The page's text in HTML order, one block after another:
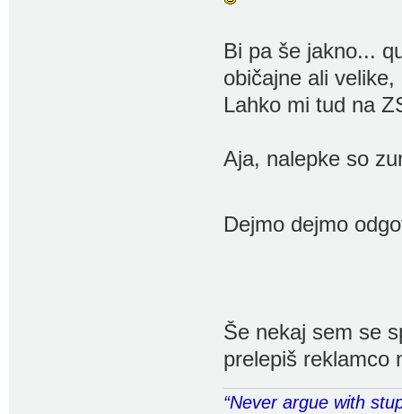
Bi pa še jakno...
običajne ali
Lahko mi tud na
Aja, nalepke so
Dejmo dejmo
Še nekaj sem se
prelepiš reklamco
“Never argue with